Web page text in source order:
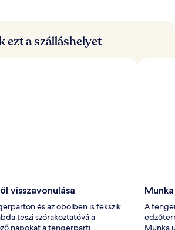
ezt a szálláshelyet
visszavonulása
és az öbölben is fekszik.
teszi szórakoztatóvá a
napokat a tengerparti
A
Munka